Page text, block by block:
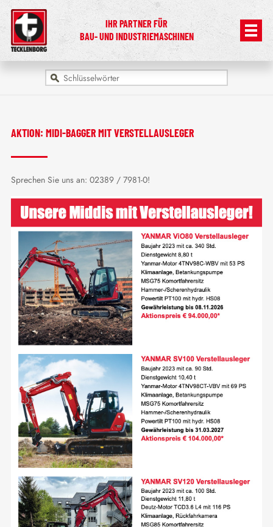
IHR PARTNER FÜR
BAU- UND INDUSTRIEMASCHINEN
AKTION: MIDI-BAGGER MIT VERSTELLAUSLEGER
Sprechen Sie uns an: 02389 / 7981-0!